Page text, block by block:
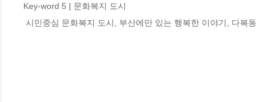
Key-word 5 | 문화복지 도시
시민중심 문화복지 도시, 부산에만 있는 행복한 이야기, 다복동